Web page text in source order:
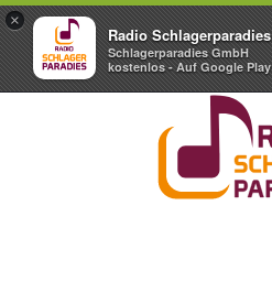
×
Radio Schlagerparadies
Schlagerparadies GmbH
kostenlos - Auf Google Play